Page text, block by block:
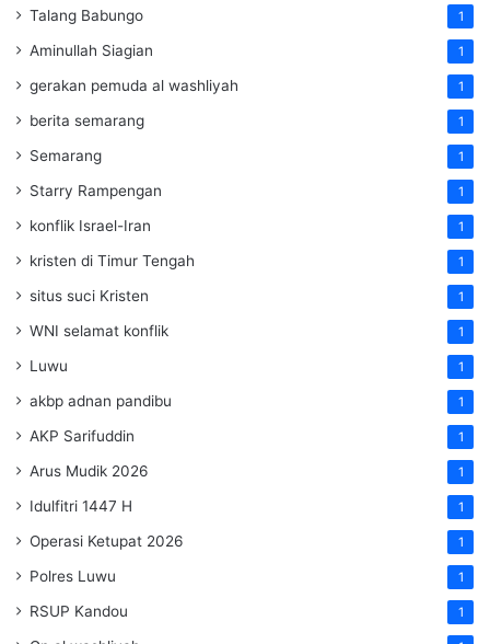
Talang Babungo 1
Aminullah Siagian 1
gerakan pemuda al washliyah 1
berita semarang 1
Semarang 1
Starry Rampengan 1
konflik Israel-Iran 1
kristen di Timur Tengah 1
situs suci Kristen 1
WNI selamat konflik 1
Luwu 1
akbp adnan pandibu 1
AKP Sarifuddin 1
Arus Mudik 2026 1
Idulfitri 1447 H 1
Operasi Ketupat 2026 1
Polres Luwu 1
RSUP Kandou 1